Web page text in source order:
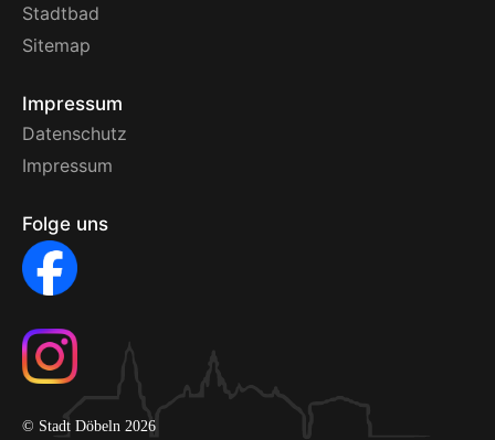
Stadtbad
Sitemap
Impressum
Datenschutz
Impressum
Folge uns
© Stadt Döbeln 2026